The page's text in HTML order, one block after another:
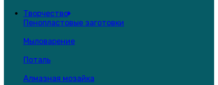
Творчество
Пенопластовые заготовки
Мыловарение
Поталь
Алмазная мозайка